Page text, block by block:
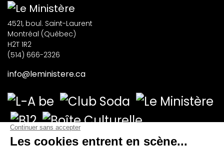
4521, boul. Saint-Laurent
Montréal (Québec)
H2T 1R2
(514) 666-2326
info@leministere.ca